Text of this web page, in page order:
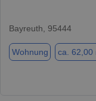
Bayreuth, 95444
Wohnung ca. 62,00